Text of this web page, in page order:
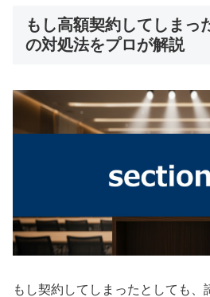
もし高額契約してしまっ
の対処法をプロが解説
もし契約してしまったとしても、